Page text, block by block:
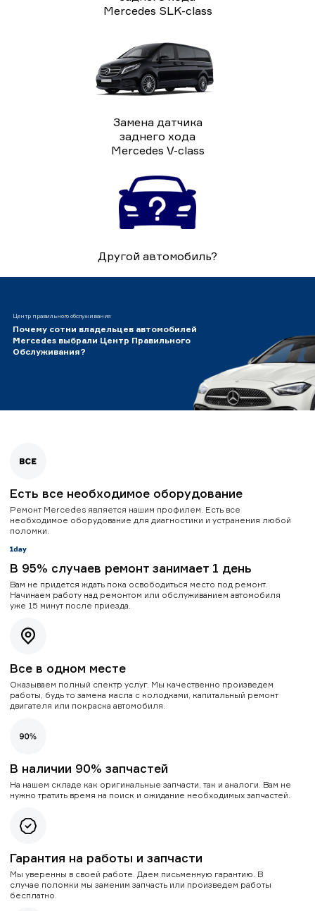
Mercedes SLK-class
Замена датчика
заднего хода
Mercedes V-class
Другой автомобиль?
Центр правильного обслуживания
Почему сотни владельцев автомобилей
Mercedes выбрали Центр Правильного
Обслуживания?
Есть все необходимое оборудование
Ремонт Mercedes является нашим профилем. Есть все
необходимое оборудование для диагностики и устранения любой
поломки.
В 95% случаев ремонт занимает 1 день
Вам не придется ждать пока освободиться место под ремонт.
Начинаем работу над ремонтом или обслуживанием автомобиля
уже 15 минут после приезда.
Все в одном месте
Оказываем полный спектр услуг. Мы качественно произведем
работы, будь то замена масла с колодками, капитальный ремонт
двигателя или покраска автомобиля.
В наличии 90% запчастей
На нашем складе как оригинальные запчасти, так и аналоги. Вам не
нужно тратить время на поиск и ожидание необходимых запчастей.
Гарантия на работы и запчасти
Мы уверенны в своей работе. Даем письменную гарантию. В
случае поломки мы заменим запчасть или произведем работы
бесплатно.